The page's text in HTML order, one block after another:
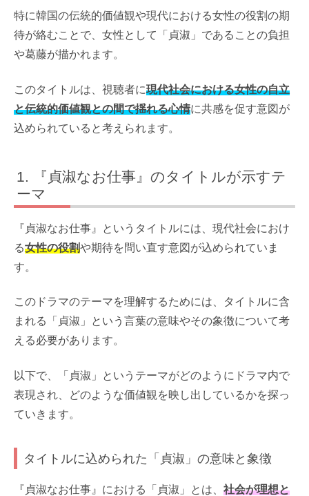
特に韓国の伝統的価値観や現代における女性の役割の期
待が絡むことで、女性として「貞淑」であることの負担
や葛藤が描かれます。
このタイトルは、視聴者に現代社会における女性の自立
と伝統的価値観との間で揺れる心情に共感を促す意図が
込められていると考えられます。
『貞淑なお仕事』のタイトルが示すテ
ーマ
『貞淑なお仕事』というタイトルには、現代社会におけ
る女性の役割や期待を問い直す意図が込められていま
す。
このドラマのテーマを理解するためには、タイトルに含
まれる「貞淑」という言葉の意味やその象徴について考
える必要があります。
以下で、「貞淑」というテーマがどのようにドラマ内で
表現され、どのような価値観を映し出しているかを探っ
ていきます。
タイトルに込められた「貞淑」の意味と象徴
『貞淑なお仕事』における「貞淑」とは、 社会が理想と